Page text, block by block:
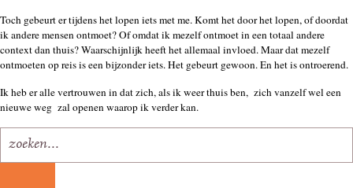
Toch gebeurt er tijdens het lopen iets met me. Komt het door het lopen, of doordat
ik andere mensen ontmoet? Of omdat ik mezelf ontmoet in een totaal andere
context dan thuis? Waarschijnlijk heeft het allemaal invloed. Maar dat mezelf
ontmoeten op reis is een bijzonder iets. Het gebeurt gewoon. En het is ontroerend.
Ik heb er alle vertrouwen in dat zich, als ik weer thuis ben, zich vanzelf wel een
nieuwe weg zal openen waarop ik verder kan.